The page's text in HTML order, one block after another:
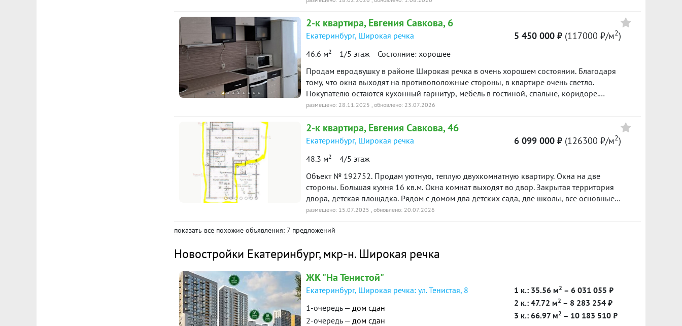
для продолжения ремонта. В квартире была сделана небольшая перепланировка, но от
этого квартира ничего не теряет, а наоборот, превращает однокомнатную квартиру в
двухкомнатную. Стеклянные перегородки выполняют отличное зонирование. Один
взрослый собственник, без материнских капиталов и ипотечных хвостов. Чистая
продажа. Звоните! Торг есть! ID объекта в нашей базе: 13936
2-к квартира, Евгения Савкова, 6
Екатеринбург, Широкая речка
46.6 м2 1/5 этаж Состояние: хорошее
5 450 000 ₽ (117000 ₽/м2)
Продам евродвушку в районе Широкая речка в очень хорошем состоянии. Благодаря
тому, что окна выходят на противоположные стороны, в квартире очень светло.
Покупателю остаются кухонный гарнитур, мебель в гостиной, спальне, коридоре.
Квартира освобождена и ждёт новых хозяев. Один взрослый собственник с 2017 года.
выходные. На все интересующие вопросы с удовольствием отвечу по телефону. Ждём Вас
на просмотр! ID объекта в нашей базе: 6666
размещено: 28.11.2025 , обновлено: 23.07.2026
2-к квартира, Евгения Савкова, 46
Екатеринбург, Широкая речка
48.3 м2 4/5 этаж
6 099 000 ₽ (126300 ₽/м2)
Объект № 192752. Продам уютную, теплую двухкомнатную квартиру. Окна на две
стороны. Большая кухня 16 кв.м. Окна комнат выходят во двор. Закрытая территория
двора, детская площадка. Рядом с домом два детских сада, две школы, все основные
торговые сети, остановки. В шаговой доступности Мичуринские пруды, лес (грибы,
«Защита собственности» по данному объекту в подарок***
размещено: 15.07.2025 , обновлено: 20.07.2026
показать все похожие объявления: 7 предложений
Новостройки Екатеринбург,мкр-н. Широкая речка
ЖК "На Тенистой"
Екатеринбург, Широкая речка: ул. Тенистая, 8
1-очередь — дом сдан
2-очередь — дом сдан
1 к.: 35.56 м2 – 6 031 055 ₽
2 к.: 47.72 м2 – 8 283 254 ₽
3 к.: 66.97 м2 – 10 183 510 ₽